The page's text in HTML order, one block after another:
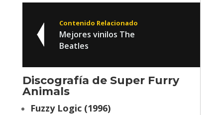
Contenido Relacionado
Mejores vinilos The
Beatles
Discografía de Super Furry
Animals
Fuzzy Logic (1996)